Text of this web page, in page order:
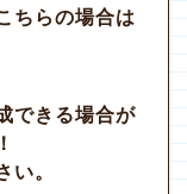
ちらの場合は
できる場合が
い。